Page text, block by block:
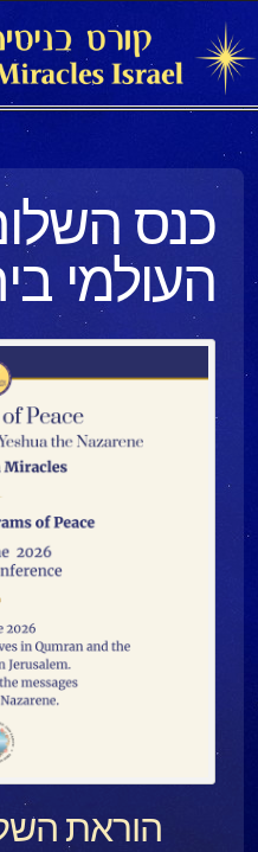
כנס
העולמי
הוראת